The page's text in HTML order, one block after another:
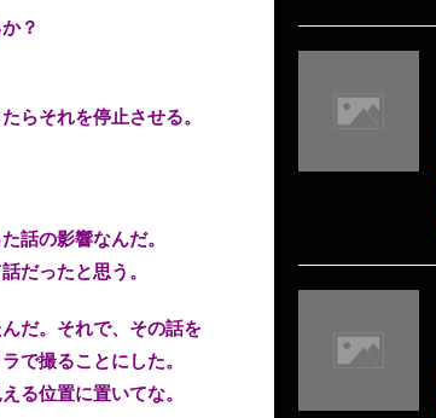
？
らそれを停止させる。
話の影響なんだ。
だったと思う。
だ。それで、その話を
で撮ることにした。
る位置に置いてな。